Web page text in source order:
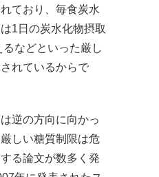
ており、毎食炭水
1日の炭水化物摂取
などといった厳し
れているからで
逆の方向に向かっ
しい糖質制限は危
る論文が数多く発